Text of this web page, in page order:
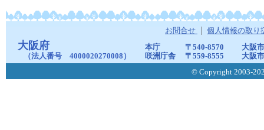
お問合せ 個人情報の取り
大阪府
（法人番号 4000020270008）
本庁 〒540-8570
大阪
咲洲庁舎
〒559-8555
大阪
© Copyright 2003-